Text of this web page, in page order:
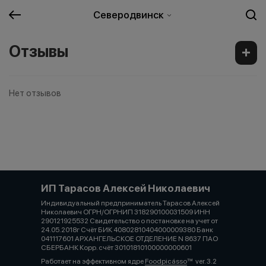
Северодвинск
Отзывы
Нет отзывов
ИП Тарасов Алексей Николаевич
Индивидуальный предприниматель Тарасов Алексей
Николаевич ОГРН/ОГРНИП 318290100031509 ИНН
290121925532 Свидетельство о постановке на учет от
24.05.2018г Счёт БИК 40802810404000009380 Банк
041117601 АРХАНГЕЛЬСКОЕ ОТДЕЛЕНИЕ N 8637 ПАО
СБЕРБАНК Корр. счёт 30101810100000000601
Работает на эффективном ядре Foodpicássover. 3.2